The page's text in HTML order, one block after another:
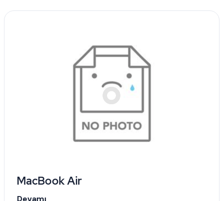
MacBook Air